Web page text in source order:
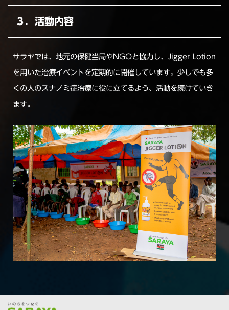
３．活動内容
サラヤでは、地元の保健当局やNGOと協力し、Jigger Lotion
を用いた治療イベントを定期的に開催しています。少しでも多
くの人のスナノミ症治療に役に立てるよう、活動を続けていき
ます。